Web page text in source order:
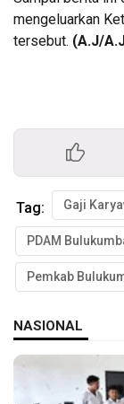
mengeluarkan
tersebut. (A.J/
Tag:
PDAM
NASIONAL